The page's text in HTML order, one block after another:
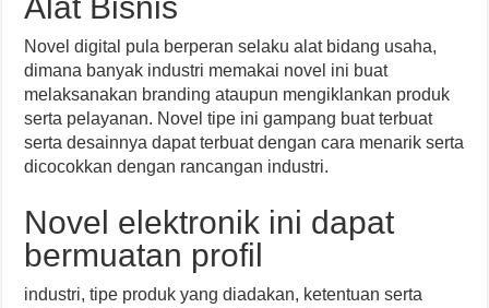
Novel digital pula berperan selaku alat bidang usaha,
dimana banyak industri memakai novel ini buat
melaksanakan branding ataupun mengiklankan produk
serta pelayanan. Novel tipe ini gampang buat terbuat
serta desainnya dapat terbuat dengan cara menarik serta
dicocokkan dengan rancangan industri.
Novel elektronik ini dapat
bermuatan profil
industri, tipe produk yang diadakan, ketentuan serta